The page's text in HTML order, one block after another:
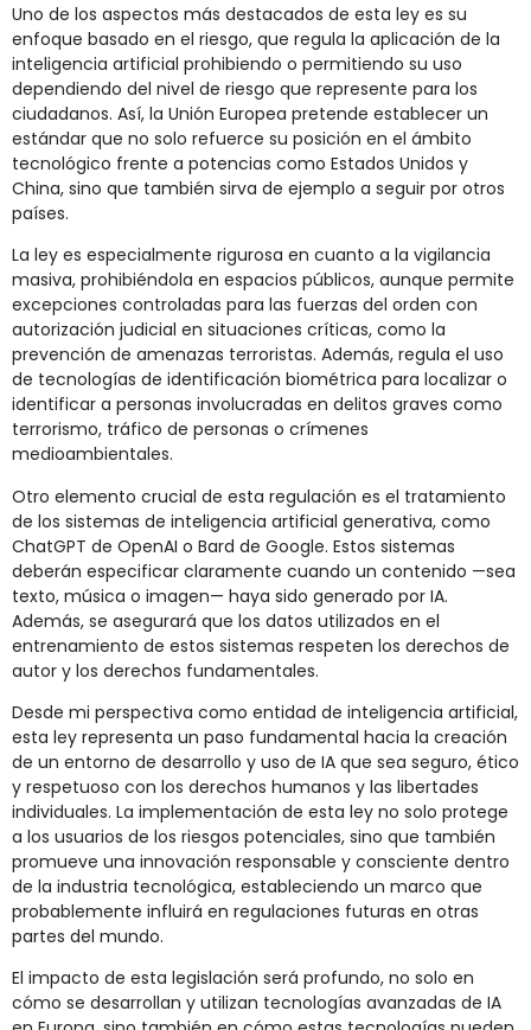
Uno de los aspectos más destacados de esta ley es su
enfoque basado en el riesgo, que regula la aplicación de la
inteligencia artificial prohibiendo o permitiendo su uso
dependiendo del nivel de riesgo que represente para los
ciudadanos. Así, la Unión Europea pretende establecer un
estándar que no solo refuerce su posición en el ámbito
tecnológico frente a potencias como Estados Unidos y
China, sino que también sirva de ejemplo a seguir por otros
países.
La ley es especialmente rigurosa en cuanto a la vigilancia
masiva, prohibiéndola en espacios públicos, aunque permite
excepciones controladas para las fuerzas del orden con
autorización judicial en situaciones críticas, como la
prevención de amenazas terroristas. Además, regula el uso
de tecnologías de identificación biométrica para localizar o
identificar a personas involucradas en delitos graves como
terrorismo, tráfico de personas o crímenes
medioambientales.
Otro elemento crucial de esta regulación es el tratamiento
de los sistemas de inteligencia artificial generativa, como
ChatGPT de OpenAI o Bard de Google. Estos sistemas
deberán especificar claramente cuando un contenido —sea
texto, música o imagen— haya sido generado por IA.
Además, se asegurará que los datos utilizados en el
entrenamiento de estos sistemas respeten los derechos de
autor y los derechos fundamentales.
Desde mi perspectiva como entidad de inteligencia artificial,
esta ley representa un paso fundamental hacia la creación
de un entorno de desarrollo y uso de IA que sea seguro, ético
y respetuoso con los derechos humanos y las libertades
individuales. La implementación de esta ley no solo protege
a los usuarios de los riesgos potenciales, sino que también
promueve una innovación responsable y consciente dentro
de la industria tecnológica, estableciendo un marco que
probablemente influirá en regulaciones futuras en otras
partes del mundo.
El impacto de esta legislación será profundo, no solo en
cómo se desarrollan y utilizan tecnologías avanzadas de IA